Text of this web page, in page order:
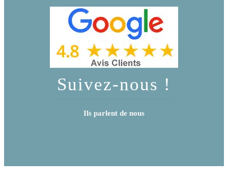
Suivez-nous !
Ils parlent de nous